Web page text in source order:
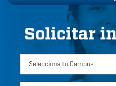
Solicitar